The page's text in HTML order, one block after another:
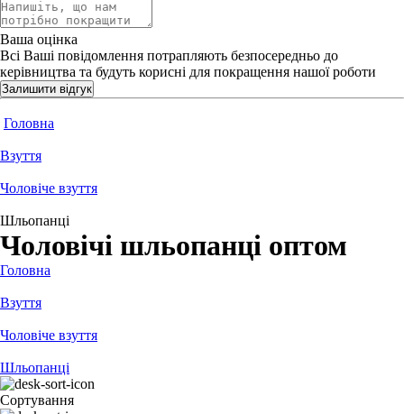
Ваша оцінка
Всі Ваші повідомлення потрапляють безпосередньо до
керівництва та будуть корисні для покращення нашої роботи
Залишити відгук
Головна
Взуття
Чоловіче взуття
Шльопанці
Чоловічі шльопанці оптом
Головна
Взуття
Чоловіче взуття
Шльопанці
Сортування